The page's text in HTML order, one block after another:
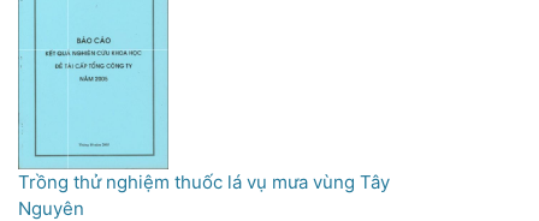
Trồng thử nghiệm thuốc lá vụ mưa vùng Tây
Nguyên